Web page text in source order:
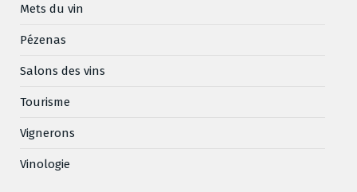
Mets du vin
Pézenas
Salons des vins
Tourisme
Vignerons
Vinologie